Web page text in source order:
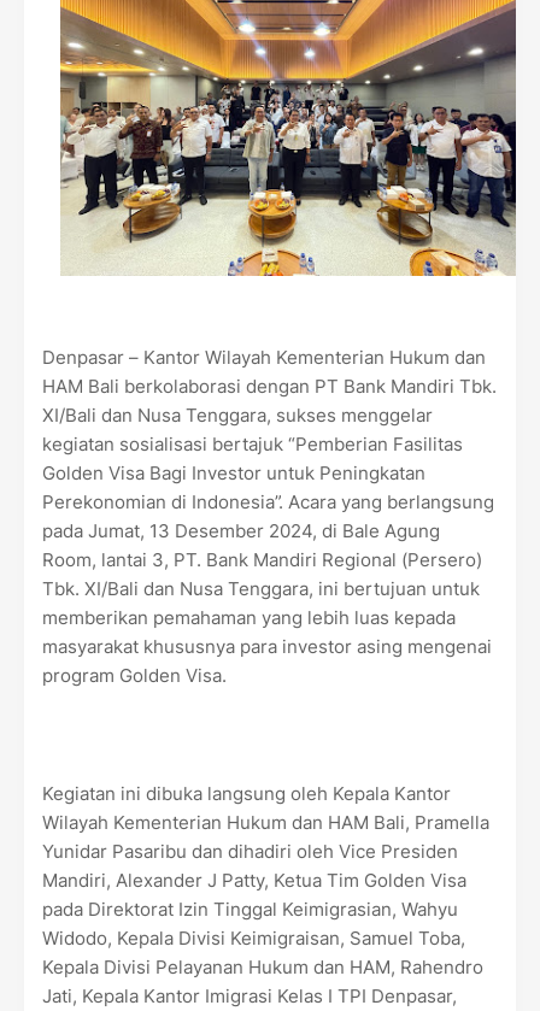
Denpasar – Kantor Wilayah Kementerian Hukum dan
HAM Bali berkolaborasi dengan PT Bank Mandiri Tbk.
XI/Bali dan Nusa Tenggara, sukses menggelar
kegiatan sosialisasi bertajuk “Pemberian Fasilitas
Golden Visa Bagi Investor untuk Peningkatan
Perekonomian di Indonesia”. Acara yang berlangsung
pada Jumat, 13 Desember 2024, di Bale Agung
Room, lantai 3, PT. Bank Mandiri Regional (Persero)
Tbk. XI/Bali dan Nusa Tenggara, ini bertujuan untuk
memberikan pemahaman yang lebih luas kepada
masyarakat khususnya para investor asing mengenai
program Golden Visa.
Kegiatan ini dibuka langsung oleh Kepala Kantor
Wilayah Kementerian Hukum dan HAM Bali, Pramella
Yunidar Pasaribu dan dihadiri oleh Vice Presiden
Mandiri, Alexander J Patty, Ketua Tim Golden Visa
pada Direktorat Izin Tinggal Keimigrasian, Wahyu
Widodo, Kepala Divisi Keimigraisan, Samuel Toba,
Kepala Divisi Pelayanan Hukum dan HAM, Rahendro
Jati, Kepala Kantor Imigrasi Kelas I TPI Denpasar,